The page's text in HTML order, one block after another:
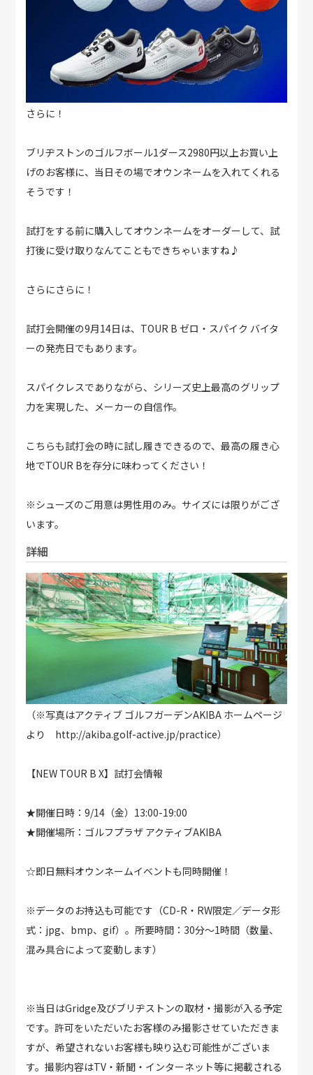
さらに！
ブリヂストンのゴルフボール1ダース2980円以上お買い上
げのお客様に、当日その場でオウンネームを入れてくれる
そうです！
試打をする前に購入してオウンネームをオーダーして、試
打後に受け取りなんてこともできちゃいますね♪
さらにさらに！
試打会開催の9月14日は、TOUR B ゼロ・スパイク バイタ
ーの発売日でもあります。
スパイクレスでありながら、シリーズ史上最高のグリップ
力を実現した、メーカーの自信作。
こちらも試打会の時に試し履きできるので、最高の履き心
地でTOUR Bを存分に味わってください！
※シューズのご用意は男性用のみ。サイズには限りがござ
います。
詳細
（※写真はアクティブ ゴルフガーデンAKIBA ホームページ
より http://akiba.golf-active.jp/practice）
【NEW TOUR B X】試打会情報
★開催日時：9/14（金）13:00-19:00
★開催場所：ゴルフプラザ アクティブAKIBA
☆即日無料オウンネームイベントも同時開催！
※データのお持込も可能です（CD-R・RW限定／データ形
式：jpg、bmp、gif）。所要時間：30分～1時間（数量、
混み具合によって変動します）
※当日はGridge及びブリヂストンの取材・撮影が入る予定
です。許可をいただいたお客様のみ撮影させていただきま
すが、希望されないお客様も映り込む可能性がございま
す。撮影内容はTV・新聞・インターネット等に掲載される